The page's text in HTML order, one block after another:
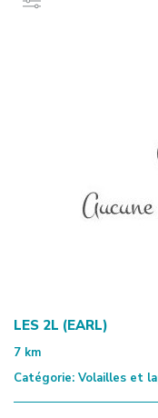
LES 2L (EARL)
7 km
Catégorie: Volailles et